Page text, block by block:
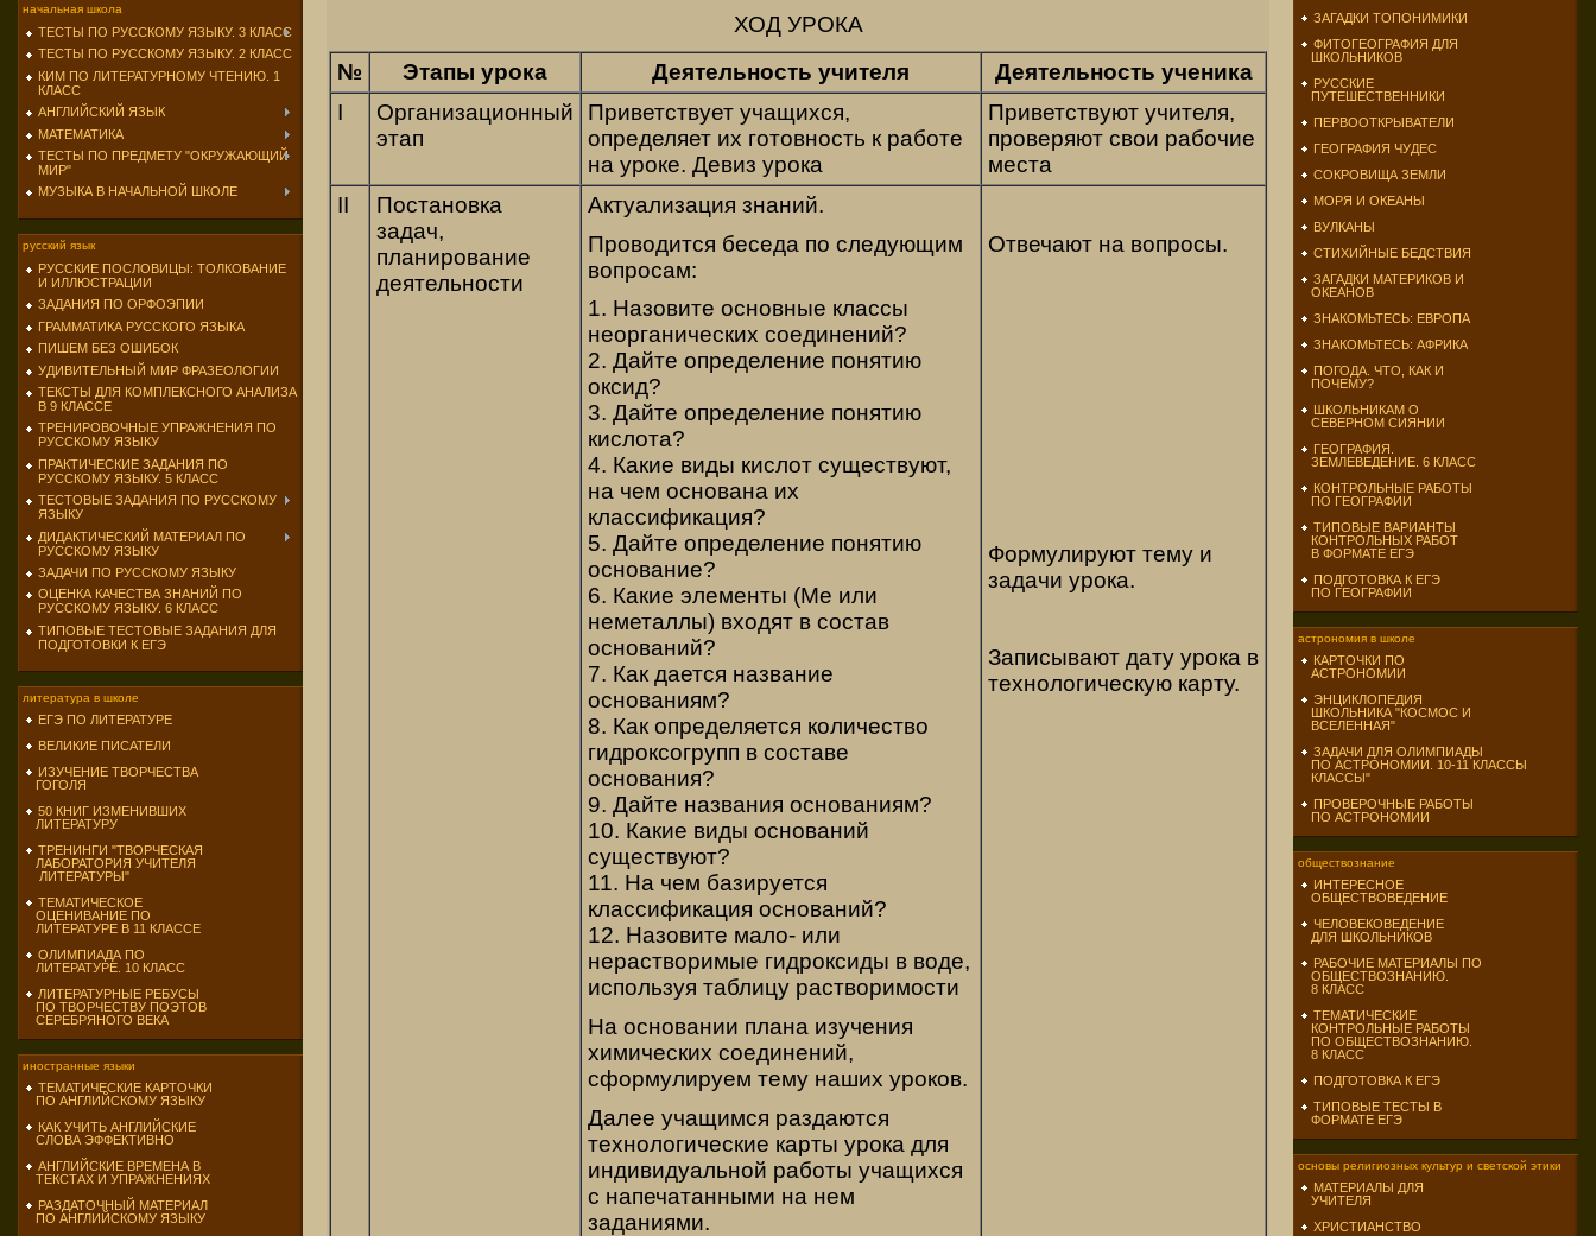
начальная школа
ТЕСТЫ ПО РУССКОМУ ЯЗЫКУ. 3 КЛАСС
ТЕСТЫ ПО РУССКОМУ ЯЗЫКУ. 2 КЛАСС
КИМ ПО ЛИТЕРАТУРНОМУ ЧТЕНИЮ. 1
КЛАСС
АНГЛИЙСКИЙ ЯЗЫК
МАТЕМАТИКА
ТЕСТЫ ПО ПРЕДМЕТУ "ОКРУЖАЮЩИЙ
МИР"
МУЗЫКА В НАЧАЛЬНОЙ ШКОЛЕ
русский язык
РУССКИЕ ПОСЛОВИЦЫ: ТОЛКОВАНИЕ
И ИЛЛЮСТРАЦИИ
ЗАДАНИЯ ПО ОРФОЭПИИ
ГРАММАТИКА РУССКОГО ЯЗЫКА
ПИШЕМ БЕЗ ОШИБОК
УДИВИТЕЛЬНЫЙ МИР ФРАЗЕОЛОГИИ
ТЕКСТЫ ДЛЯ КОМПЛЕКСНОГО АНАЛИЗА
В 9 КЛАССЕ
ТРЕНИРОВОЧНЫЕ УПРАЖНЕНИЯ ПО
РУССКОМУ ЯЗЫКУ
ПРАКТИЧЕСКИЕ ЗАДАНИЯ ПО
РУССКОМУ ЯЗЫКУ. 5 КЛАСС
ТЕСТОВЫЕ ЗАДАНИЯ ПО РУССКОМУ
ЯЗЫКУ
ДИДАКТИЧЕСКИЙ МАТЕРИАЛ ПО
РУССКОМУ ЯЗЫКУ
ЗАДАЧИ ПО РУССКОМУ ЯЗЫКУ
ОЦЕНКА КАЧЕСТВА ЗНАНИЙ ПО
РУССКОМУ ЯЗЫКУ. 6 КЛАСС
ТИПОВЫЕ ТЕСТОВЫЕ ЗАДАНИЯ ДЛЯ
ПОДГОТОВКИ К ЕГЭ
литература в школе
ЕГЭ ПО ЛИТЕРАТУРЕ
ВЕЛИКИЕ ПИСАТЕЛИ
ИЗУЧЕНИЕ ТВОРЧЕСТВА
ГОГОЛЯ
50 КНИГ ИЗМЕНИВШИХ
ЛИТЕРАТУРУ
ТРЕНИНГИ "ТВОРЧЕСКАЯ
ЛАБОРАТОРИЯ УЧИТЕЛЯ
ЛИТЕРАТУРЫ"
ТЕМАТИЧЕСКОЕ
ОЦЕНИВАНИЕ ПО
ЛИТЕРАТУРЕ В 11 КЛАССЕ
ОЛИМПИАДА ПО
ЛИТЕРАТУРЕ. 10 КЛАСС
ЛИТЕРАТУРНЫЕ РЕБУСЫ
ПО ТВОРЧЕСТВУ ПОЭТОВ
СЕРЕБРЯНОГО ВЕКА
иностранные языки
ТЕМАТИЧЕСКИЕ КАРТОЧКИ
ПО АНГЛИЙСКОМУ ЯЗЫКУ
КАК УЧИТЬ АНГЛИЙСКИЕ
СЛОВА ЭФФЕКТИВНО
АНГЛИЙСКИЕ ВРЕМЕНА В
ТЕКСТАХ И УПРАЖНЕНИЯХ
РАЗДАТОЧНЫЙ МАТЕРИАЛ
ПО АНГЛИЙСКОМУ ЯЗЫКУ
ХОД УРОКА
№
Этапы урока Деятельность учителя
Деятельность ученика
I
Организационный
этап
Приветствует учащихся,
определяет их готовность к работе
на уроке. Девиз урока
Приветствуют учителя,
проверяют свои рабочие
места
II
Постановка
задач,
планирование
деятельности
Актуализация знаний.
Проводится беседа по следующим
вопросам:
1. Назовите основные классы
неорганических соединений?
2. Дайте определение понятию
оксид?
3. Дайте определение понятию
кислота?
4. Какие виды кислот существуют,
на чем основана их
классификация?
5. Дайте определение понятию
основание?
6. Какие элементы (Ме или
неметаллы) входят в состав
оснований?
7. Как дается название
основаниям?
8. Как определяется количество
гидроксогрупп в составе
основания?
9. Дайте названия основаниям?
10. Какие виды оснований
существуют?
11. На чем базируется
классификация оснований?
12. Назовите мало- или
нерастворимые гидроксиды в воде,
используя таблицу растворимости
На основании плана изучения
химических соединений,
сформулируем тему наших уроков.
Далее учащимся раздаются
технологические карты урока для
индивидуальной работы учащихся
с напечатанными на нем
заданиями.
Отвечают на вопросы.
Формулируют тему и
задачи урока.
Записывают дату урока в
технологическую карту.
ЗАГАДКИ ТОПОНИМИКИ
ФИТОГЕОГРАФИЯ ДЛЯ
ШКОЛЬНИКОВ
РУССКИЕ
ПУТЕШЕСТВЕННИКИ
ПЕРВООТКРЫВАТЕЛИ
ГЕОГРАФИЯ ЧУДЕС
СОКРОВИЩА ЗЕМЛИ
МОРЯ И ОКЕАНЫ
ВУЛКАНЫ
СТИХИЙНЫЕ БЕДСТВИЯ
ЗАГАДКИ МАТЕРИКОВ И
ОКЕАНОВ
ЗНАКОМЬТЕСЬ: ЕВРОПА
ЗНАКОМЬТЕСЬ: АФРИКА
ПОГОДА. ЧТО, КАК И
ПОЧЕМУ?
ШКОЛЬНИКАМ О
СЕВЕРНОМ СИЯНИИ
ГЕОГРАФИЯ.
ЗЕМЛЕВЕДЕНИЕ. 6 КЛАСС
КОНТРОЛЬНЫЕ РАБОТЫ
ПО ГЕОГРАФИИ
ТИПОВЫЕ ВАРИАНТЫ
КОНТРОЛЬНЫХ РАБОТ
В ФОРМАТЕ ЕГЭ
ПОДГОТОВКА К ЕГЭ
ПО ГЕОГРАФИИ
астрономия в школе
КАРТОЧКИ ПО
АСТРОНОМИИ
ЭНЦИКЛОПЕДИЯ
ШКОЛЬНИКА "КОСМОС И
ВСЕЛЕННАЯ"
ЗАДАЧИ ДЛЯ ОЛИМПИАДЫ
ПО АСТРОНОМИИ. 10-11 КЛАССЫ
КЛАССЫ"
ПРОВЕРОЧНЫЕ РАБОТЫ
ПО АСТРОНОМИИ
обществознание
ИНТЕРЕСНОЕ
ОБЩЕСТВОВЕДЕНИЕ
ЧЕЛОВЕКОВЕДЕНИЕ
ДЛЯ ШКОЛЬНИКОВ
РАБОЧИЕ МАТЕРИАЛЫ ПО
ОБЩЕСТВОЗНАНИЮ.
8 КЛАСС
ТЕМАТИЧЕСКИЕ
КОНТРОЛЬНЫЕ РАБОТЫ
ПО ОБЩЕСТВОЗНАНИЮ.
8 КЛАСС
ПОДГОТОВКА К ЕГЭ
ТИПОВЫЕ ТЕСТЫ В
ФОРМАТЕ ЕГЭ
основы религиозных культур и светской этики
МАТЕРИАЛЫ ДЛЯ
УЧИТЕЛЯ
ХРИСТИАНСТВО